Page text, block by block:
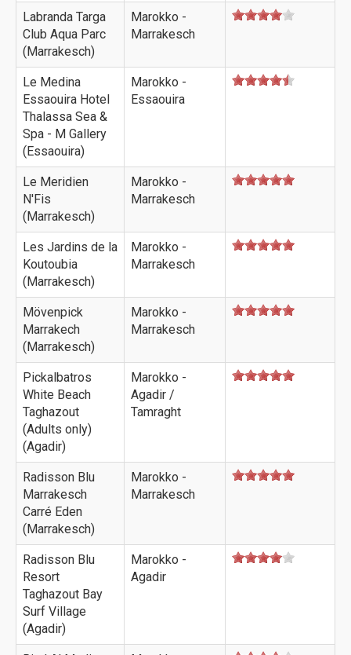
Labranda Targa
Club Aqua Parc
(Marrakesch)
Marokko -
Marrakesch
Le Medina
Essaouira Hotel
Thalassa Sea &
Spa - M Gallery
(Essaouira)
Marokko -
Essaouira
Le Meridien
N'Fis
(Marrakesch)
Marokko -
Marrakesch
Les Jardins de la
Koutoubia
(Marrakesch)
Marokko -
Marrakesch
Mövenpick
Marrakech
(Marrakesch)
Marokko -
Marrakesch
Pickalbatros
White Beach
Taghazout
(Adults only)
(Agadir)
Marokko -
Agadir /
Tamraght
Radisson Blu
Marrakesch
Carré Eden
(Marrakesch)
Marokko -
Marrakesch
Radisson Blu
Resort
Taghazout Bay
Surf Village
(Agadir)
Marokko -
Agadir